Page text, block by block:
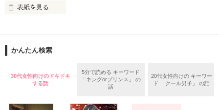
2026.6.5～2026.7.25
＊以前、公開していた話の改稿版です＊
表紙を見る
ションの企画戦略室で働いている。
めた、同期で恋人の石垣守（26）がいるのだが、後輩の姫原由
いた。
守と由羅から『便利屋雛子』と馬鹿にされ、一人こっそり泣い
ていた雛子に、企画戦略室の上司である雪瀬鷹哉（29）が
かんたん検索
30代女性向けのドキドキ
する話
5分で読める キーワード
「キングorプリンス」 の
話
20代女性向けの キーワー
ド 「クール男子」 の話